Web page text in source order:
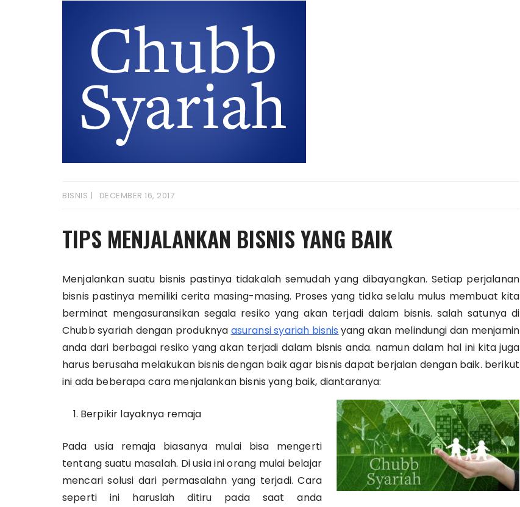
BISNIS DECEMBER 16, 2017
TIPS MENJALANKAN BISNIS YANG BAIK
Menjalankan suatu bisnis pastinya tidakalah semudah yang dibayangkan. Setiap perjalanan
bisnis pastinya memiliki cerita masing-masing. Proses yang tidka selalu mulus membuat kita
berminat mengasuransikan segala resiko yang akan terjadi dalam bisnis. salah satunya di
Chubb syariah dengan produknya asuransi syariah bisnis yang akan melindungi dan menjamin
anda dari berbagai resiko yang akan terjadi dalam bisnis anda. namun dalam hal ini kita juga
harus berusaha melakukan bisnis dengan baik agar bisnis dapat berjalan dengan baik. berikut
ini ada beberapa cara menjalankan bisnis yang baik, diantaranya:
Berpikir layaknya remaja
Pada usia remaja biasanya mulai bisa mengerti
tentang suatu masalah. Di usia ini orang mulai belajar
mencari solusi dari permasalahn yang terjadi. Cara
seperti ini haruslah ditiru pada saat anda